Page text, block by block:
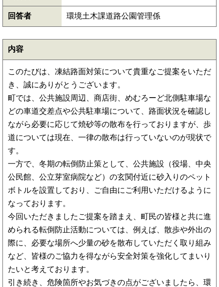
回答者 環境土木課道路公園管理係
内容
このたびは、凍結路面対策について貴重なご提案をいただ
き、誠にありがとうございます。
町では、公共施設周辺、商店街、めむろーど北側駐車場な
どの車道交差点や公共駐車場について、路面状況を確認し
ながら必要に応じて焼砂等の散布を行っておりますが、歩
道については現在、一律の散布は行っていないのが現状で
す。
一方で、冬期の転倒防止策として、公共施設（役場、中央
公民館、公立芽室病院など）の玄関付近に砂入りのペット
ボトルを設置しており、ご自由にご利用いただけるように
なっております。
今回いただきましたご提案を踏まえ、町民の皆様と共に進
められる転倒防止活動については、例えば、散歩や外出の
際に、必要な場所へ少量の砂を散布していただく取り組み
など、皆様のご協力を得ながら安全対策を強化してまいり
たいと考えております。
引き続き、危険箇所やお気づきの点がございましたら、環